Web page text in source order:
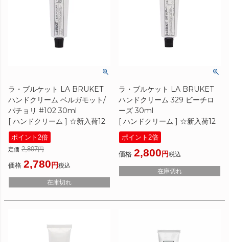
ラ・ブルケット LA BRUKET
ハンドクリーム ベルガモット/
パチョリ #102 30ml
[ ハンドクリーム ] ☆新入荷12
ポイント2倍
定価 2,807
価格 2,780 税込
在庫切れ
ラ・ブルケット LA BRUKET
ハンドクリーム 329 ビーチロ
ーズ 30ml
[ ハンドクリーム ] ☆新入荷12
ポイント2倍
価格 2,800 税込
在庫切れ